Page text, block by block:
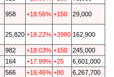
958 +18.56% +150 29,000
25,820 +18.22% +3980 162,900
982 +18.03% +150
245,000
164 +17.99% +25
6,601,000
566 +16.46% +80
6,267,700